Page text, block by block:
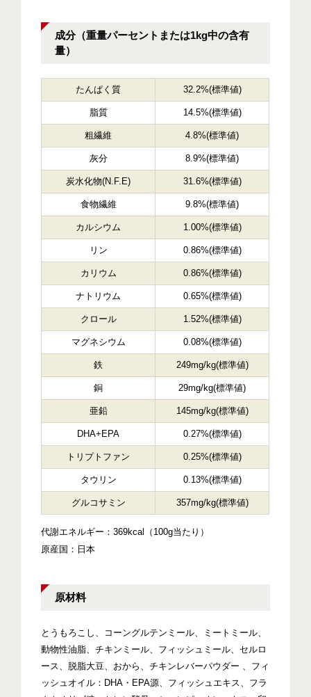
成分（重量パーセントまたは1kg中の含有
量）
たんぱく質 32.2%(標準値)
脂質 14.5%(標準値)
粗繊維 4.8%(標準値)
灰分 8.9%(標準値)
炭水化物(N.F.E) 31.6%(標準値)
食物繊維 9.8%(標準値)
カルシウム 1.00%(標準値)
リン 0.86%(標準値)
カリウム 0.86%(標準値)
ナトリウム 0.65%(標準値)
クロール 1.52%(標準値)
マグネシウム 0.08%(標準値)
鉄 249mg/kg(標準値)
銅 29mg/kg(標準値)
亜鉛 145mg/kg(標準値)
DHA+EPA 0.27%(標準値)
トリプトファン 0.25%(標準値)
タウリン 0.13%(標準値)
グルコサミン 357mg/kg(標準値)
代謝エネルギー：369kcal（100g当たり）
原産国：日本
原材料
とうもろこし、コーングルテンミール、ミートミール、
動物性油脂、チキンミール、フィッシュミール、セルロ
ース、脱脂大豆、おから、チキンレバーパウダー 、フィ
ッシュオイル：DHA・EPA源、フィッシュエキス、フラ